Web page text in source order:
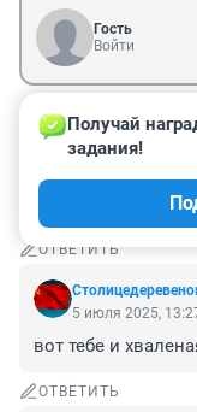
Гость
Войти
Гость
5 июля 2025, 22:58
А у нас вон из-за
ОТВЕТИТЬ
Получай
задания!
5 июля 2025,
вот тебе и
ОТВЕТИТЬ